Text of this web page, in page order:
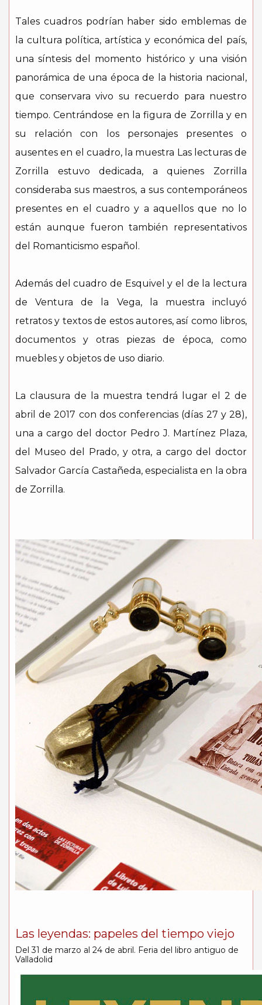
Tales cuadros podrían haber sido emblemas de
la cultura política, artística y económica del país,
una síntesis del momento histórico y una visión
panorámica de una época de la historia nacional,
que conservara vivo su recuerdo para nuestro
tiempo. Centrándose en la figura de Zorrilla y en
su relación con los personajes presentes o
ausentes en el cuadro, la muestra Las lecturas de
Zorrilla estuvo dedicada, a quienes Zorrilla
consideraba sus maestros, a sus contemporáneos
presentes en el cuadro y a aquellos que no lo
están aunque fueron también representativos
del Romanticismo español.
Además del cuadro de Esquivel y el de la lectura
de Ventura de la Vega, la muestra incluyó
retratos y textos de estos autores, así como libros,
documentos y otras piezas de época, como
muebles y objetos de uso diario.
La clausura de la muestra tendrá lugar el 2 de
abril de 2017 con dos conferencias (días 27 y 28),
una a cargo del doctor Pedro J. Martínez Plaza,
del Museo del Prado, y otra, a cargo del doctor
Salvador García Castañeda, especialista en la obra
de Zorrilla.
Las leyendas: papeles del tiempo viejo
Del 31 de marzo al 24 de abril. Feria del libro antiguo de
Valladolid